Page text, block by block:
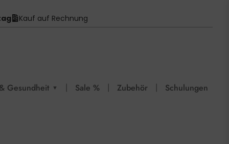
Kauf auf Rechnung
Gesundheit ▼ | Sale % | Zubehör | Schulungen